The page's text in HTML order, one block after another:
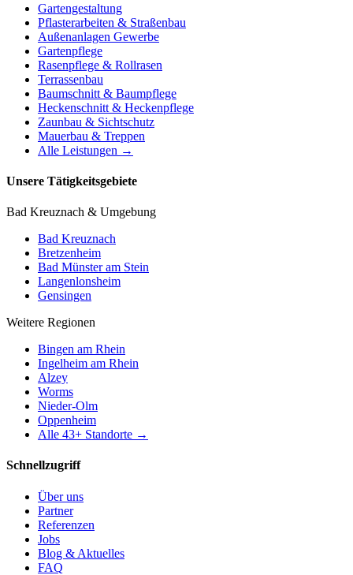
Gartengestaltung
Pflasterarbeiten & Straßenbau
Außenanlagen Gewerbe
Gartenpflege
Rasenpflege & Rollrasen
Terrassenbau
Baumschnitt & Baumpflege
Heckenschnitt & Heckenpflege
Zaunbau & Sichtschutz
Mauerbau & Treppen
Alle Leistungen →
Unsere Tätigkeitsgebiete
Bad Kreuznach & Umgebung
Bad Kreuznach
Bretzenheim
Bad Münster am Stein
Langenlonsheim
Gensingen
Weitere Regionen
Bingen am Rhein
Ingelheim am Rhein
Alzey
Worms
Nieder-Olm
Oppenheim
Alle 43+ Standorte →
Schnellzugriff
Über uns
Partner
Referenzen
Jobs
Blog & Aktuelles
FAQ